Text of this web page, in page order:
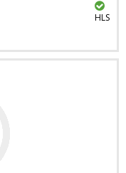
HLS